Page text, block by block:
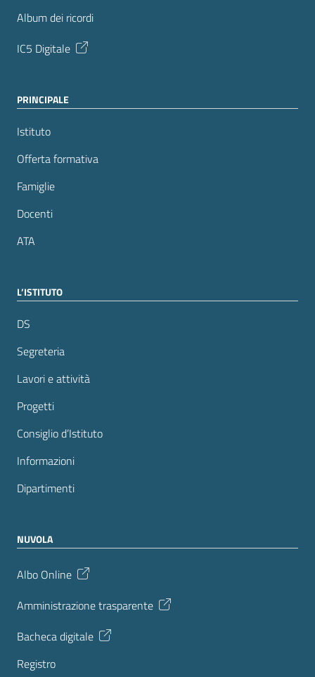
Album dei ricordi
IC5 Digitale
PRINCIPALE
Istituto
Offerta formativa
Famiglie
Docenti
ATA
L’ISTITUTO
DS
Segreteria
Lavori e attività
Progetti
Consiglio d’Istituto
Informazioni
Dipartimenti
NUVOLA
Albo Online
Amministrazione trasparente
Bacheca digitale
Registro